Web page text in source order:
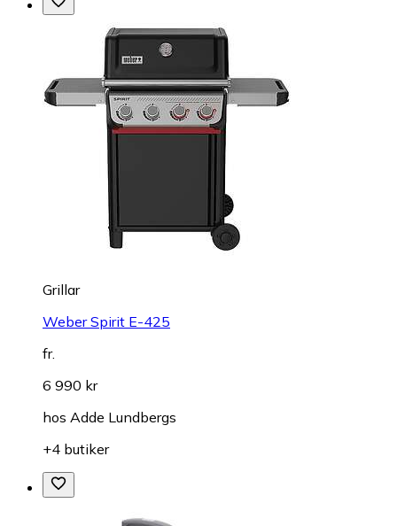
Grillar
Weber Spirit E-425
fr.
6 990 kr
hos Adde Lundbergs
+4 butiker